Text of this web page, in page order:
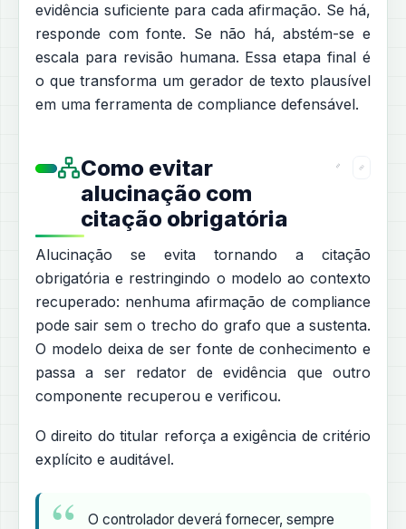
evidência suficiente para cada afirmação. Se há,
responde com fonte. Se não há, abstém-se e
escala para revisão humana. Essa etapa final é
o que transforma um gerador de texto plausível
em uma ferramenta de compliance defensável.
Como evitar
alucinação com
citação obrigatória
Alucinação se evita tornando a citação
obrigatória e restringindo o modelo ao contexto
recuperado: nenhuma afirmação de compliance
pode sair sem o trecho do grafo que a sustenta.
O modelo deixa de ser fonte de conhecimento e
passa a ser redator de evidência que outro
componente recuperou e verificou.
O direito do titular reforça a exigência de critério
explícito e auditável.
O controlador deverá fornecer, sempre